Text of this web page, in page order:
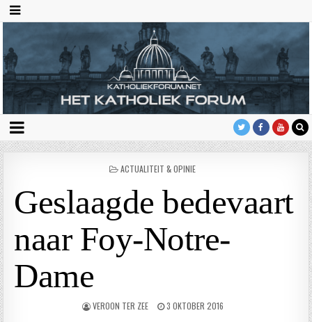
GEPLAATST
ACTUALITEIT & OPINIE
Geslaagde bedevaart
naar Foy-Notre-
Dame
VEROON TER ZEE 3 OKTOBER 2016